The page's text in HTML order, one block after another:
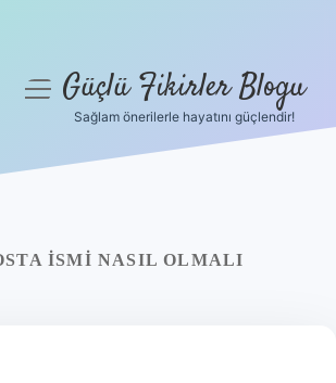
menüyüGüçlü Fikirler Blogu
Sağlam önerilerle hayatını güçlendir!
ISMI NASIL OLMALI